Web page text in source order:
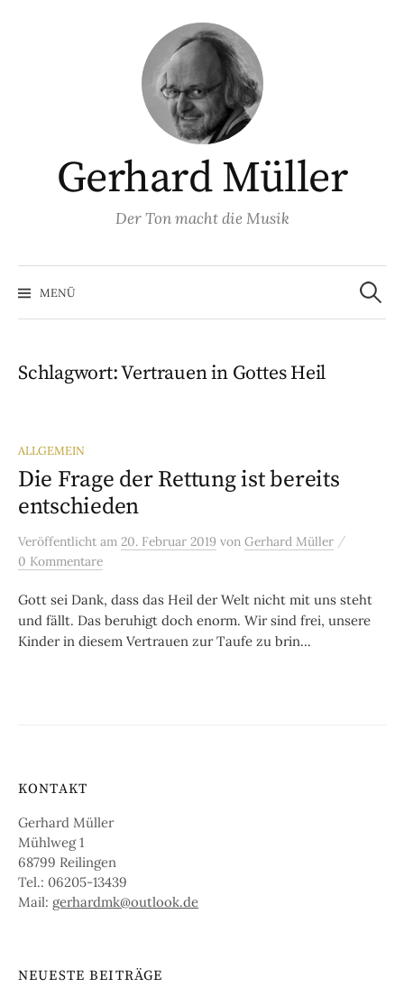
Gerhard Müller
Der Ton macht die Musik
MENÜ
Suchen
nach:
Schlagwort:Vertrauen in Gottes Heil
ALLGEMEIN
Die Frage der Rettung ist bereits
entschieden
Veröffentlicht am 20. Februar 2019 von Gerhard Müller /
0 Kommentare
Gott sei Dank, dass das Heil der Welt nicht mit uns steht
und fällt. Das beruhigt doch enorm. Wir sind frei, unsere
Kinder in diesem Vertrauen zur Taufe zu brin...
KONTAKT
Gerhard Müller
Mühlweg 1
68799 Reilingen
Tel.: 06205-13439
Mail: gerhardmk@outlook.de
NEUESTE BEITRÄGE